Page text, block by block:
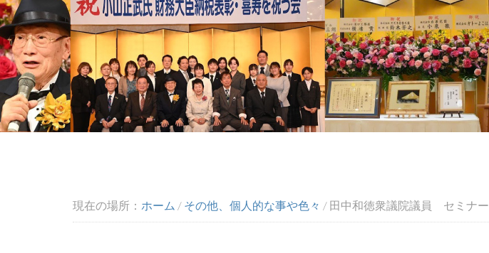
現在の場所： ホーム / その他、個人的な事や色々 / 田中和徳衆議院議員 セミナー